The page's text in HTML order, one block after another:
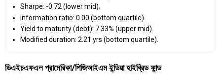
Sharpe: -0.72 (lower mid).
Information ratio: 0.00 (bottom quartile).
Yield to maturity (debt): 7.33% (upper mid).
Modified duration: 2.21 yrs (bottom quartile).
ডিএইচএফএল প্রামেরিকা/পিজিআইএম ইন্ডিয়া হাইব্রিড ফান্ড